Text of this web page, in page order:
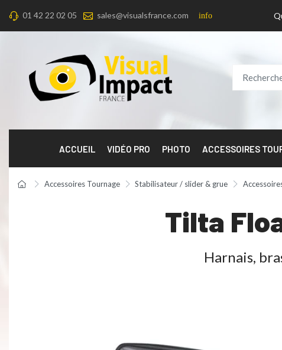
01 42 22 02 05 sales@visualsfrance.com info
ACCUEIL VIDÉO PRO PHOTO ACCESSOIRES
Accessoires Tournage Stabilisateur / slider & grue
Tilta
Harnais,